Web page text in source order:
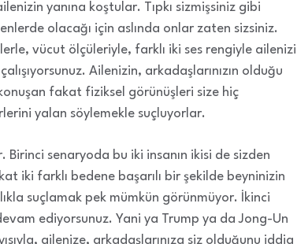
yanına koştular. Tıpkı sizmişsiniz gibi
olacağı için aslında onlar zaten sizsiniz.
vücut ölçüleriyle, farklı iki ses rengiyle ailenizi
Ailenizin, arkadaşlarınızın olduğu
fakat fiziksel görünüşleri size hiç
yalan söylemekle suçluyorlar.
senaryoda bu iki insanın ikisi de sizden
iki farklı bedene başarılı bir şekilde beyninizin
suçlamak pek mümkün görünmüyor. İkinci
ediyorsunuz. Yani ya Trump ya da Jong-Un
ailenize, arkadaşlarınıza siz olduğunu iddia